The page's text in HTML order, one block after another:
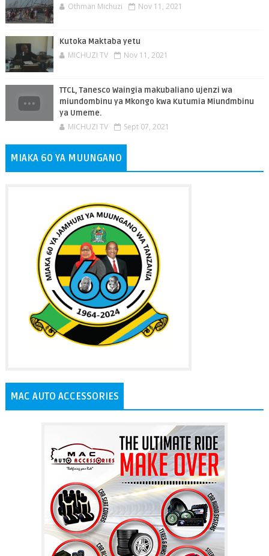
Othman Michuzi Nov 11, 2021
Kutoka Maktaba yetu
MICHUZI TV Nov 11, 2021
TTCL, Tanesco Waingia makubaliano ujenzi wa
miundombinu ya Mkongo kwa Kutumia Miundmbinu
ya Umeme.
MICHUZI TV Sept 07, 2021
MIAKA 60 YA MUUNGANO
MAC AUTO ACCESSORIES